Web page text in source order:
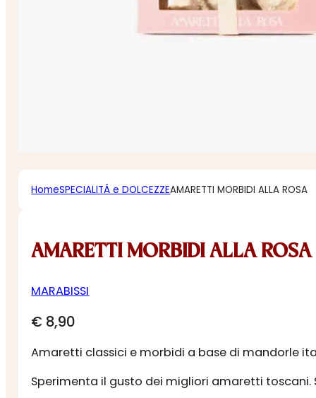
HomeSPECIALITÁ e DOLCEZZEAMARETTI MORBIDI ALLA ROSA
AMARETTI MORBIDI ALLA ROSA
MARABISSI
€ 8,90
Amaretti classici e morbidi a base di mandorle
Sperimenta il gusto dei migliori amaretti